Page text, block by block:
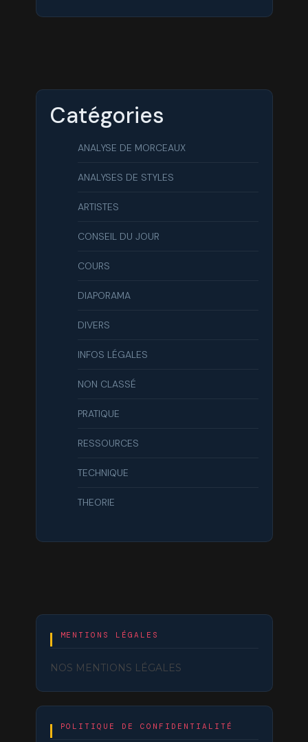
Catégories
ANALYSE DE MORCEAUX
ANALYSES DE STYLES
ARTISTES
CONSEIL DU JOUR
COURS
DIAPORAMA
DIVERS
INFOS LÉGALES
NON CLASSÉ
PRATIQUE
RESSOURCES
TECHNIQUE
THEORIE
MENTIONS LÉGALES
NOS MENTIONS LÉGALES
POLITIQUE DE CONFIDENTIALITÉ